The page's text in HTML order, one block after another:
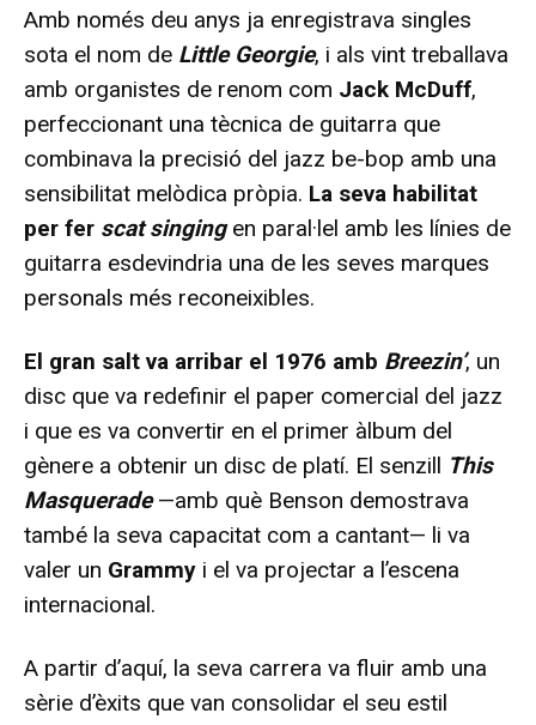
Amb només deu anys ja enregistrava singles
sota el nom de Little Georgie, i als vint treballava
amb organistes de renom com Jack McDuff,
perfeccionant una tècnica de guitarra que
combinava la precisió del jazz be-bop amb una
sensibilitat melòdica pròpia. La seva habilitat
per fer scat singingen paral·lel amb les línies de
guitarra esdevindria una de les seves marques
personals més reconeixibles.
El gran salt va arribar el 1976 amb Breezin’, un
disc que va redefinir el paper comercial del jazz
i que es va convertir en el primer àlbum del
gènere a obtenir un disc de platí. El senzill This
Masquerade—amb què Benson demostrava
també la seva capacitat com a cantant— li va
valer un Grammy i el va projectar a l’escena
internacional.
A partir d’aquí, la seva carrera va fluir amb una
sèrie d’èxits que van consolidar el seu estil